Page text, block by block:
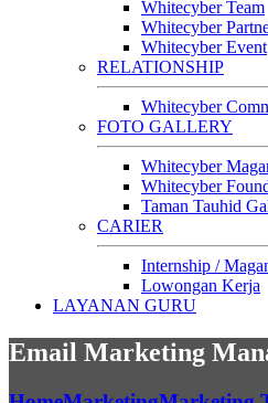
Whitecyber Team
Whitecyber
Whitecyber Event
RELATIONSHIP
Whitecyber
FOTO GALLERY
Whitecyber
Whitecyber
Taman Tauhid
CARIER
Internship /
Lowongan Kerja
LAYANAN GURU
Email Marketing